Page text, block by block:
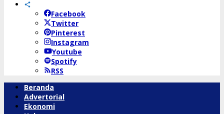
Facebook
Twitter
Pinterest
Instagram
Youtube
Spotify
RSS
Beranda
Advertorial
Ekonomi